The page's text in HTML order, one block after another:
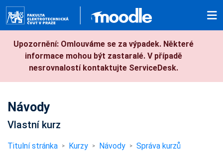
Upozornění: Omlouváme se za výpadek. Některé
informace mohou být zastaralé. V případě
nesrovnalostí kontaktujte ServiceDesk.
Návody
Vlastní kurz
Titulní stránka Kurzy Návody Správa kurzů